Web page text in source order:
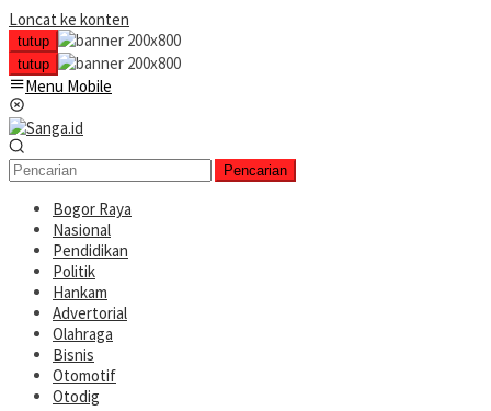
Loncat ke konten
tutup
tutup
Menu Mobile
Pencarian
Bogor Raya
Nasional
Pendidikan
Politik
Hankam
Advertorial
Olahraga
Bisnis
Otomotif
Otodig